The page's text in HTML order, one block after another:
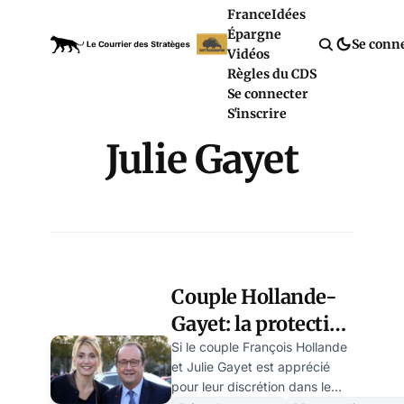
FranceIdées
Épargne
Vidéos
Règles du CDS
Se connecter
S'inscrire
Se
Julie Gayet
Couple Hollande-
Gayet: la protection
qui agace les
voisins
Si le couple François Hollande
et Julie Gayet est apprécié
pour leur discrétion dans le